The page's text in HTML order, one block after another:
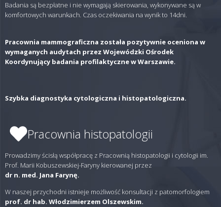
Badania są bezpłatne i nie wymagają skierowania, wykonywane są w
komfortowych warunkach. Czas oczekiwania na wynik to 14dni.
Pracownia mammograficzna została pozytywnie oceniona w
wymaganych audytach przez Wojewódzki Ośrodek
Koordynujący badania profilaktyczne w Warszawie.
Szybka diagnostyka cytologiczna i histopatologiczna.
Pracownia histopatologii
Prowadzimy ścisłą współpracę z Pracownią histopatologii i cytologii im.
Prof. Marii Kobuszewskiej-Faryny kierowanej przez
dr n. med. Jana Farynę.
W naszej przychodni istnieje możliwość konsultacji z patomorfologiem
prof. dr hab. Włodzimierzem Olszewskim.